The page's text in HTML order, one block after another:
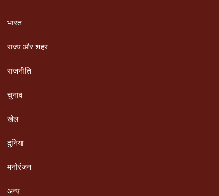
भारत
राज्य और शहर
राजनीति
चुनाव
खेल
दुनिया
मनोरंजन
अन्य